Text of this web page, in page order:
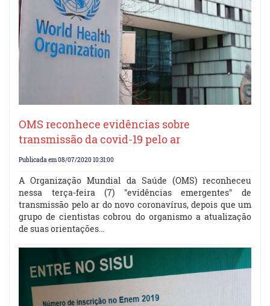
OMS reconhece evidências sobre
transmissão da covid-19 pelo ar
Publicada em 08/07/2020 10:31:00
A Organização Mundial da Saúde (OMS) reconheceu
nessa terça-feira (7) "evidências emergentes" de
transmissão pelo ar do novo coronavírus, depois que um
grupo de cientistas cobrou do organismo a atualização
de suas orientações…